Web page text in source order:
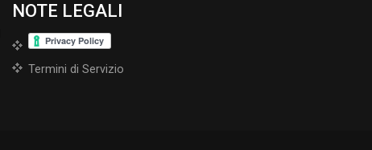
NOTE LEGALI
Termini di Servizio